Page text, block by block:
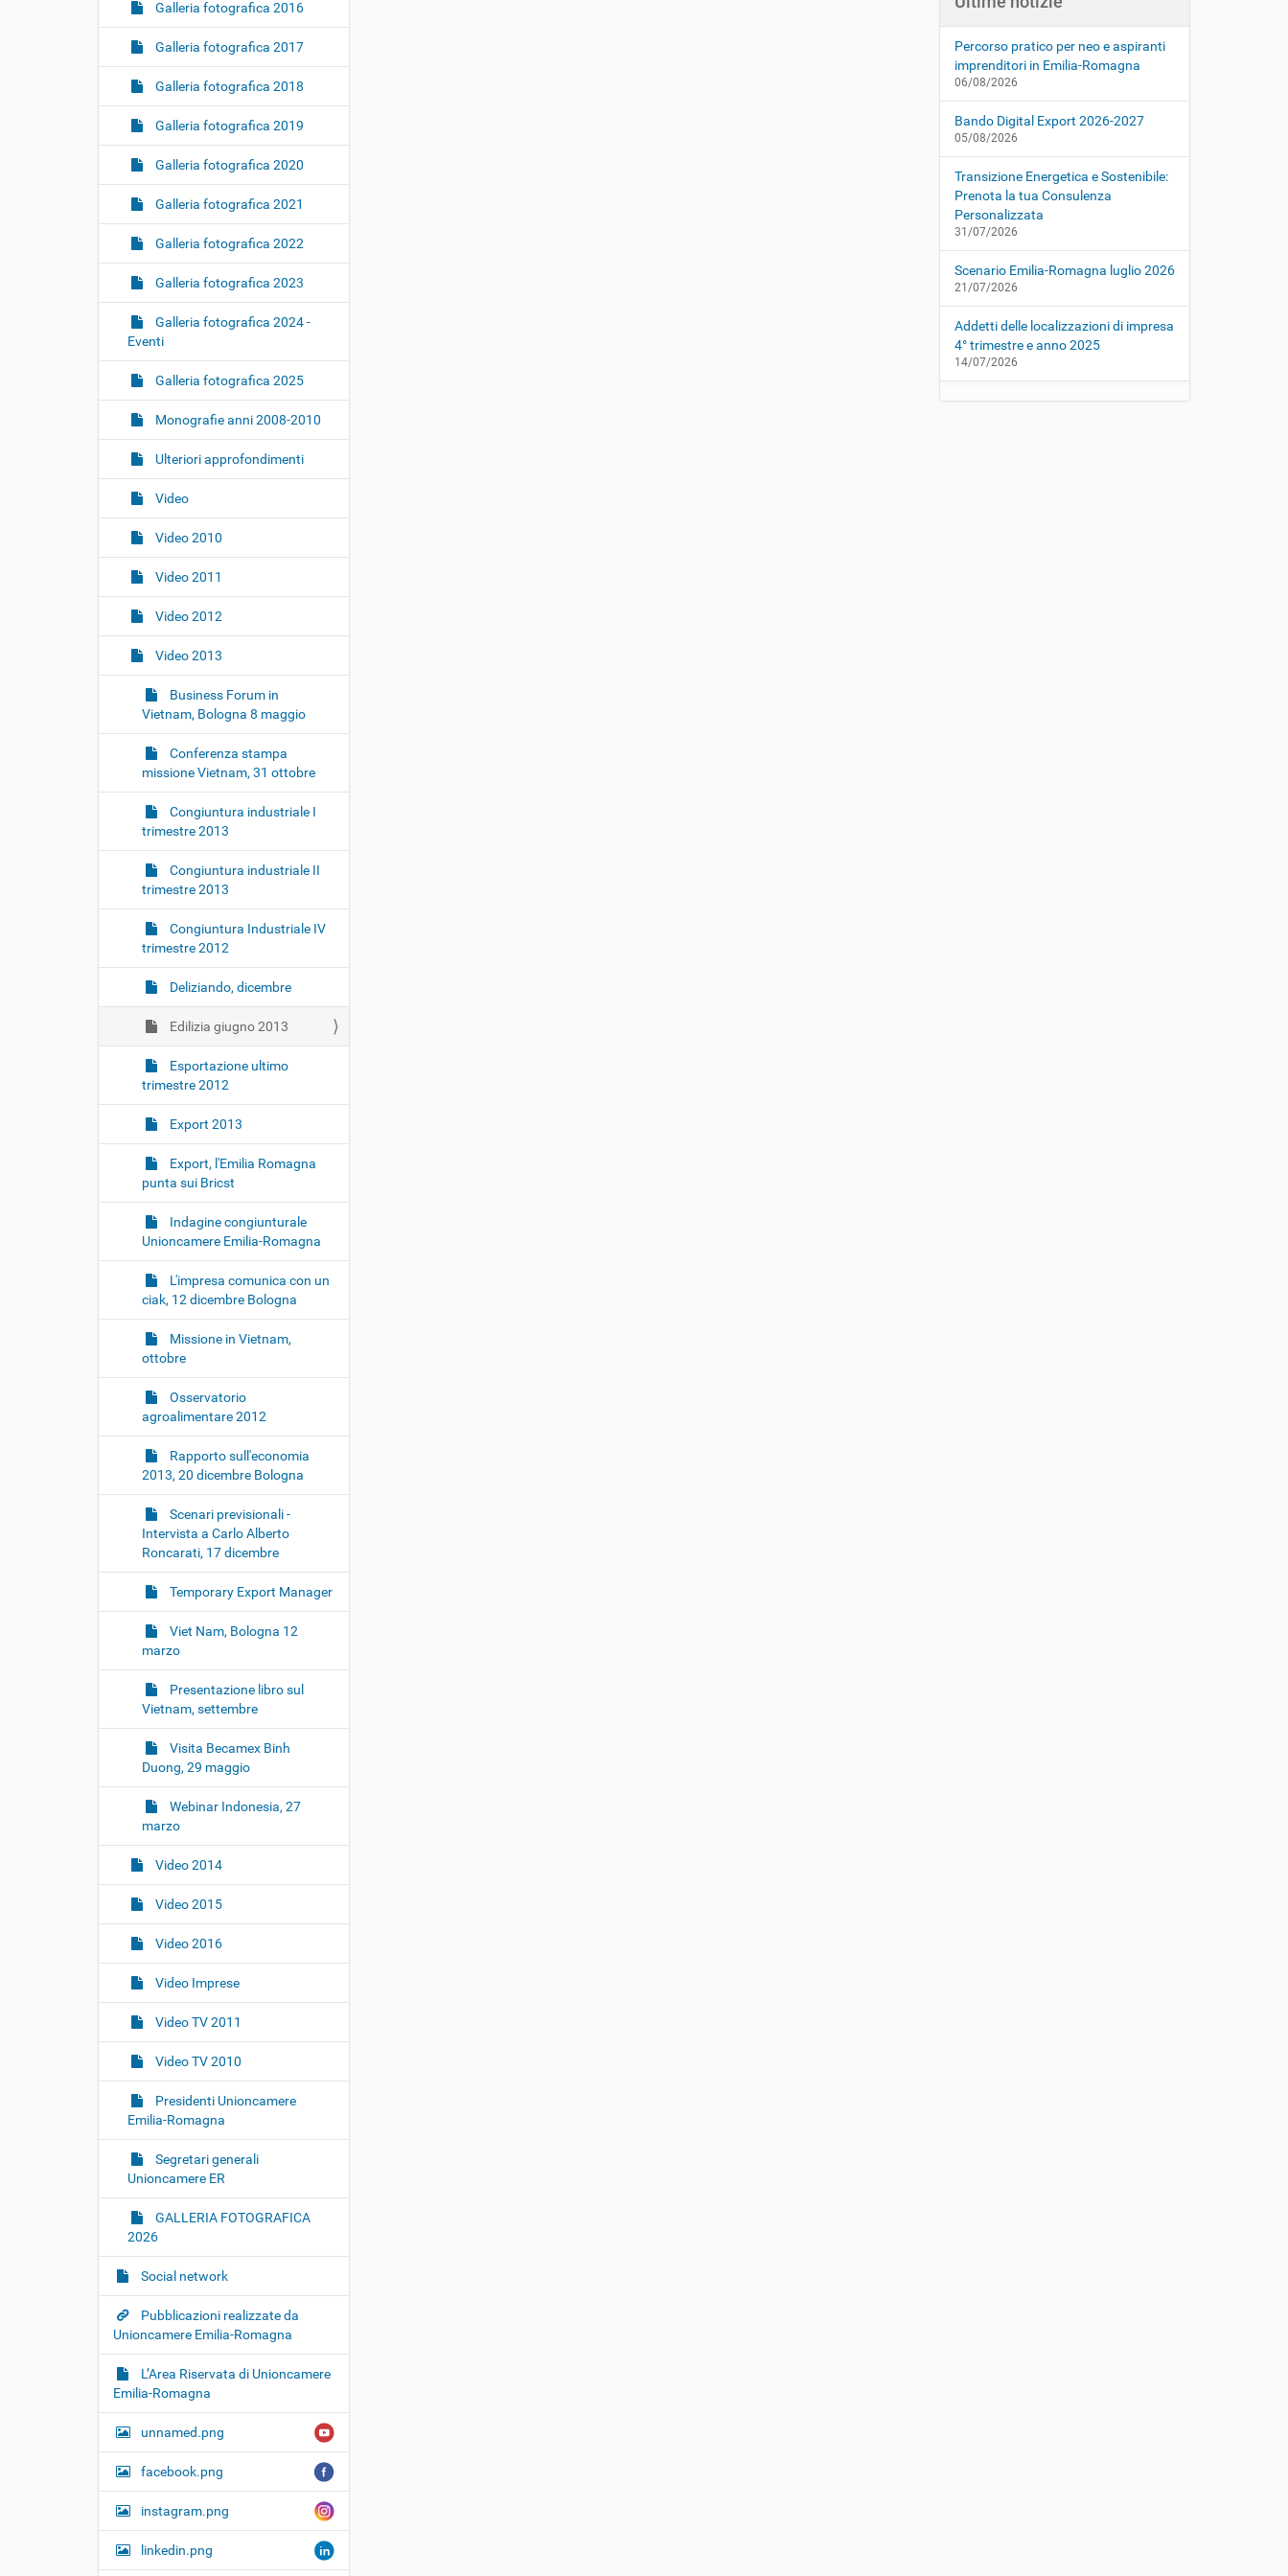
Galleria fotografica 2016
Galleria fotografica 2017
Galleria fotografica 2018
Galleria fotografica 2019
Galleria fotografica 2020
Galleria fotografica 2021
Galleria fotografica 2022
Galleria fotografica 2023
Galleria fotografica 2024 -
Eventi
Galleria fotografica 2025
Monografie anni 2008-2010
Ulteriori approfondimenti
Video
Video 2010
Video 2011
Video 2012
Video 2013
Business Forum in
Vietnam, Bologna 8 maggio
Conferenza stampa
missione Vietnam, 31 ottobre
Congiuntura industriale I
trimestre 2013
Congiuntura industriale II
trimestre 2013
Congiuntura Industriale IV
trimestre 2012
Deliziando, dicembre
Edilizia giugno 2013
Esportazione ultimo
trimestre 2012
Export 2013
Export, l'Emilia Romagna
punta sui Bricst
Indagine congiunturale
Unioncamere Emilia-Romagna
L'impresa comunica con un
ciak, 12 dicembre Bologna
Missione in Vietnam,
ottobre
Osservatorio
agroalimentare 2012
Rapporto sull'economia
2013, 20 dicembre Bologna
Scenari previsionali -
Intervista a Carlo Alberto
Roncarati, 17 dicembre
Temporary Export Manager
Viet Nam, Bologna 12
marzo
Presentazione libro sul
Vietnam, settembre
Visita Becamex Binh
Duong, 29 maggio
Webinar Indonesia, 27
marzo
Video 2014
Video 2015
Video 2016
Video Imprese
Video TV 2011
Video TV 2010
Presidenti Unioncamere
Emilia-Romagna
Segretari generali
Unioncamere ER
GALLERIA FOTOGRAFICA
2026
Social network
Pubblicazioni realizzate da
Unioncamere Emilia-Romagna
L’Area Riservata di Unioncamere
Emilia-Romagna
unnamed.png
facebook.png
instagram.png
linkedin.png
Percorso pratico per neo e aspiranti
imprenditori in Emilia-Romagna
06/08/2026
Bando Digital Export 2026-2027
05/08/2026
Transizione Energetica e Sostenibile:
Prenota la tua Consulenza
Personalizzata
31/07/2026
Scenario Emilia-Romagna luglio 2026
21/07/2026
Addetti delle localizzazioni di impresa
4° trimestre e anno 2025
14/07/2026